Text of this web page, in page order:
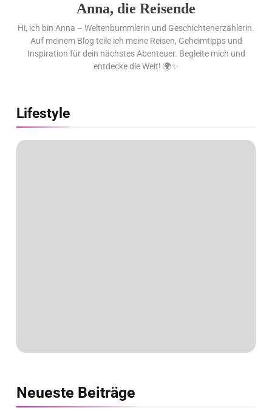
Anna, die Reisende
Hi, ich bin Anna – Weltenbummlerin und Geschichtenerzählerin.
Auf meinem Blog teile ich meine Reisen, Geheimtipps und
Inspiration für dein nächstes Abenteuer. Begleite mich und
entdecke die Welt! 🌍✨
Lifestyle
Neueste Beiträge